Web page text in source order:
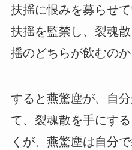
扶揺に恨みを募らせ
扶揺を監禁し、裂魂
揺のどちらが飲むのか
すると燕驚塵が、自
て、裂魂散を手にす
くが、燕驚塵は自分